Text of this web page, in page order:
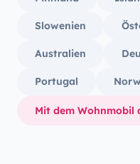
Slowenien
Australien
Portugal
Mit dem Wohnmobil